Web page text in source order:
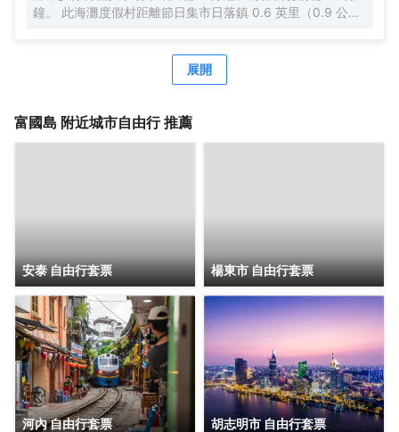
鐘。 此海灘度假村距離節日集市日落鎮 0.6 英里（0.9 公
展開
富國島 附近城市自由行 推薦
安泰 自由行套票 楊東市 自由行套票
河內 自由行套票 胡志明市 自由行套票